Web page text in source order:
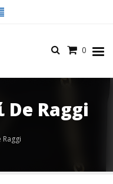
Menu
0
De Raggi
Raggi